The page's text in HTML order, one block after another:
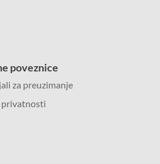
poveznice
za preuzimanje
privatnosti